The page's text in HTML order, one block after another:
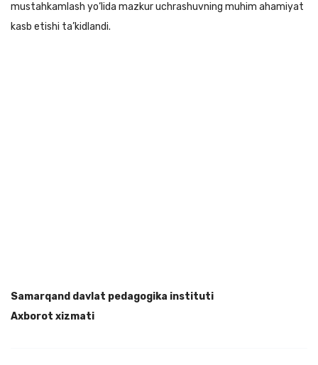
mustahkamlash yo‘lida mazkur uchrashuvning muhim ahamiyat
kasb etishi ta’kidlandi.
Samarqand davlat pedagogika instituti
Axborot xizmati